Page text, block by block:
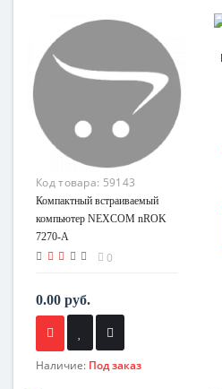
Код товара: 59143
Компактный встраиваемый
компьютер NEXCOM nROK
7270-A
0
0.00 руб.
Наличие: Под заказ